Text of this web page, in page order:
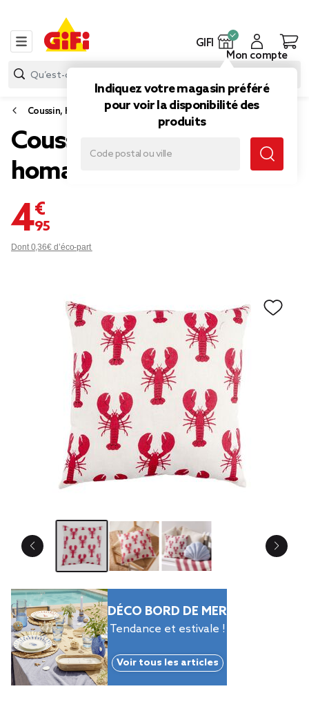
GIFI
Indiquez votre magasin préféré
pour voir la disponibilité des
produits
Mon compte
Coussin, housse de coussin et rembourrage
Coussin carré beige motif
homard 40x40cm
4,95 €
Dont 0,36€ d’éco-part
DÉCO BORD DE MER
Tendance et estivale !
Voir tous les articles